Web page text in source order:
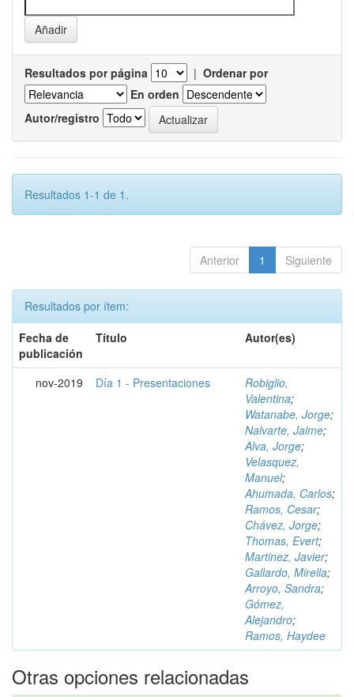
Resultados por página | Ordenar por
En orden
Autor/registro
Resultados 1-1 de 1.
Anterior 1 Siguiente
Resultados por ítem:
Fecha de
publicación
Título Autor(es)
nov-2019 Día 1 - Presentaciones
Robiglio,
Valentina;
Watanabe, Jorge;
Nalvarte, Jaime;
Alva, Jorge;
Velasquez,
Manuel;
Ahumada, Carlos;
Ramos, Cesar;
Chávez, Jorge;
Thomas, Evert;
Martinez, Javier;
Gallardo, Mirella;
Arroyo, Sandra;
Gómez,
Alejandro;
Ramos, Haydee
Otras opciones relacionadas